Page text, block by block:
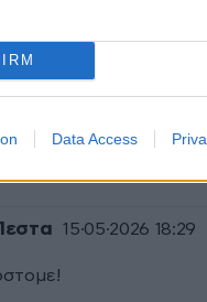
Data Access
στο 2026 και στον
ταχύτητας,
Τελικά η εμείς
15·05·2026 18:29